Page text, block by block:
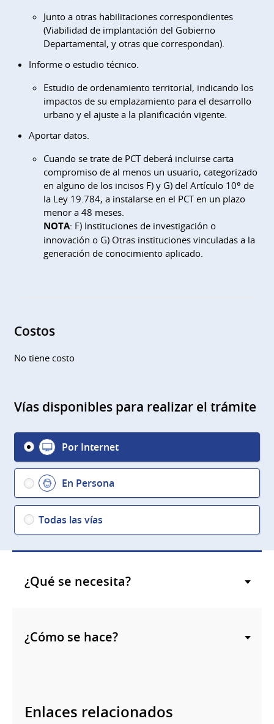
Junto a otras habilitaciones correspondientes
(Viabilidad de implantación del Gobierno
Departamental, y otras que correspondan).
Informe o estudio técnico.
Estudio de ordenamiento territorial, indicando los
impactos de su emplazamiento para el desarrollo
urbano y el ajuste a la planificación vigente.
Aportar datos.
Cuando se trate de PCT deberá incluirse carta
compromiso de al menos un usuario, categorizado
en alguno de los incisos F) y G) del Artículo 10º de
la Ley 19.784, a instalarse en el PCT en un plazo
menor a 48 meses.
NOTA: F) Instituciones de investigación o
innovación o G) Otras instituciones vinculadas a la
generación de conocimiento aplicado.
Costos
No tiene costo
Vías disponibles para realizar el trámite
Por Internet
En Persona
Todas las vías
¿Qué se necesita?
¿Cómo se hace?
Enlaces relacionados